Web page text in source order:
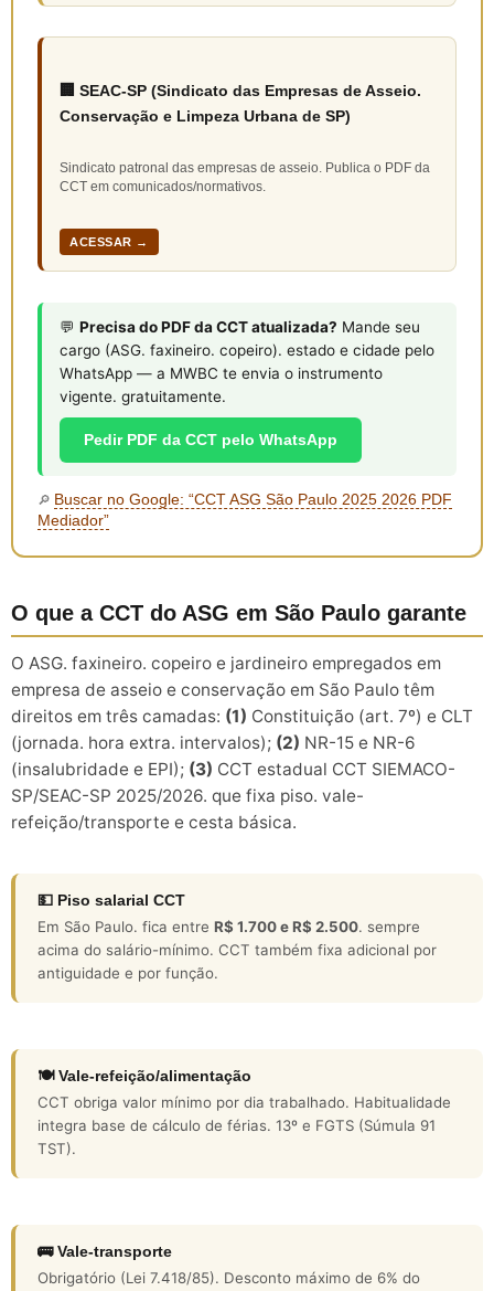
🏢 SEAC-SP (Sindicato das Empresas de Asseio.
Conservação e Limpeza Urbana de SP)
Sindicato patronal das empresas de asseio. Publica o PDF da
CCT em comunicados/normativos.
ACESSAR →
💬 Precisa do PDF da CCT atualizada? Mande seu
cargo (ASG. faxineiro. copeiro). estado e cidade pelo
WhatsApp — a MWBC te envia o instrumento
vigente. gratuitamente.
Pedir PDF da CCT pelo WhatsApp
🔎 Buscar no Google: “CCT ASG São Paulo 2025 2026 PDF
Mediador”
O que a CCT do ASG em São Paulo garante
O ASG. faxineiro. copeiro e jardineiro empregados em
empresa de asseio e conservação em São Paulo têm
direitos em três camadas: (1) Constituição (art. 7º) e CLT
(jornada. hora extra. intervalos); (2) NR-15 e NR-6
(insalubridade e EPI); (3) CCT estadual CCT SIEMACO-
SP/SEAC-SP 2025/2026. que fixa piso. vale-
refeição/transporte e cesta básica.
💵 Piso salarial CCT
Em São Paulo. fica entre R$ 1.700 e R$ 2.500. sempre
acima do salário-mínimo. CCT também fixa adicional por
antiguidade e por função.
🍽️ Vale-refeição/alimentação
CCT obriga valor mínimo por dia trabalhado. Habitualidade
integra base de cálculo de férias. 13º e FGTS (Súmula 91
TST).
🚌 Vale-transporte
Obrigatório (Lei 7.418/85). Desconto máximo de 6% do